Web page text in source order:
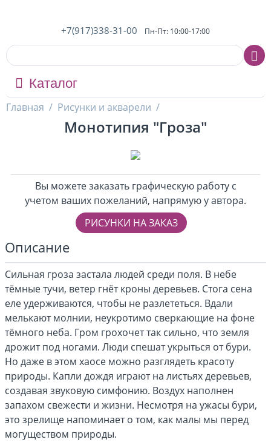
+7(917)338-31-00 Пн-Пт: 10:00-17:00
Каталог
Главная / Рисунки и акварели /
Монотипия "Гроза"
Вы можете заказать графическую работу с
учетом ваших пожеланий, напрямую у автора.
РИСУНКИ НА ЗАКАЗ
Описание
Сильная гроза застала людей среди поля. В небе
тёмные тучи, ветер гнёт кроны деревьев. Стога сена
еле удерживаются, чтобы не разлететься. Вдали
мелькают молнии, неукротимо сверкающие на фоне
тёмного неба. Гром грохочет так сильно, что земля
дрожит под ногами. Люди спешат укрыться от бури.
Но даже в этом хаосе можно разглядеть красоту
природы. Капли дождя играют на листьях деревьев,
создавая звуковую симфонию. Воздух наполнен
запахом свежести и жизни. Несмотря на ужасы бури,
это зрелище напоминает о том, как малы мы перед
могуществом природы.